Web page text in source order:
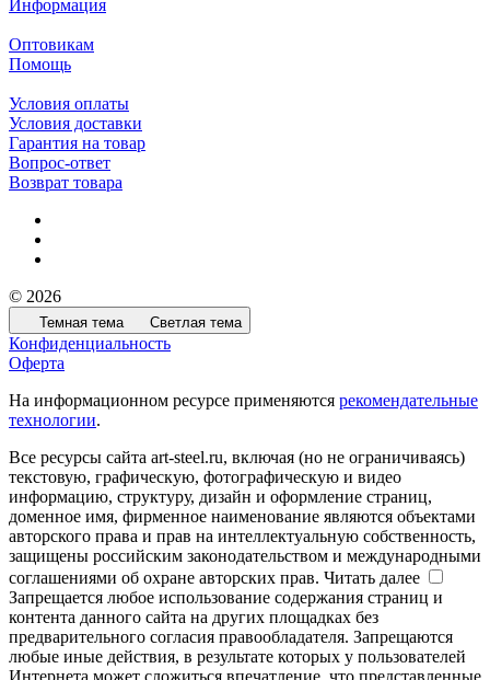
Информация
Оптовикам
Помощь
Условия оплаты
Условия доставки
Гарантия на товар
Вопрос-ответ
Возврат товара
© 2026
Темная тема Светлая тема
Конфиденциальность
Оферта
На информационном ресурсе применяются рекомендательные
технологии.
Все ресурсы сайта art-steel.ru, включая (но не ограничиваясь)
текстовую, графическую, фотографическую и видео
информацию, структуру, дизайн и оформление страниц,
доменное имя, фирменное наименование являются объектами
авторского права и прав на интеллектуальную собственность,
защищены российским законодательством и международными
соглашениями об охране авторских прав. Читать далее
Запрещается любое использование содержания страниц и
контента данного сайта на других площадках без
предварительного согласия правообладателя. Запрещаются
любые иные действия, в результате которых у пользователей
Интернета может сложиться впечатление, что представленные